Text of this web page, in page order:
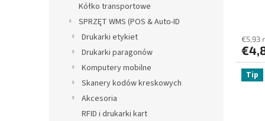
Kółko transportowe
SPRZĘT WMS (POS & Auto-ID
Drukarki etykiet
Drukarki paragonów
Komputery mobilne
Skanery kodów kreskowych
Akcesoria
RFID i drukarki kart
€5,93
Tip